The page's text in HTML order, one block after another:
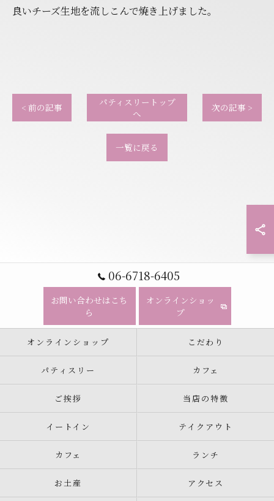
良いチーズ生地を流しこんで焼き上げました。
< 前の記事
パティスリートップ
へ
次の記事 >
一覧に戻る
06-6718-6405
お問い合わせはこち
ら
オンラインショッ
プ
オンラインショップ こだわり
パティスリー カフェ
ご挨拶 当店の特徴
イートイン テイクアウト
カフェ ランチ
お土産 アクセス